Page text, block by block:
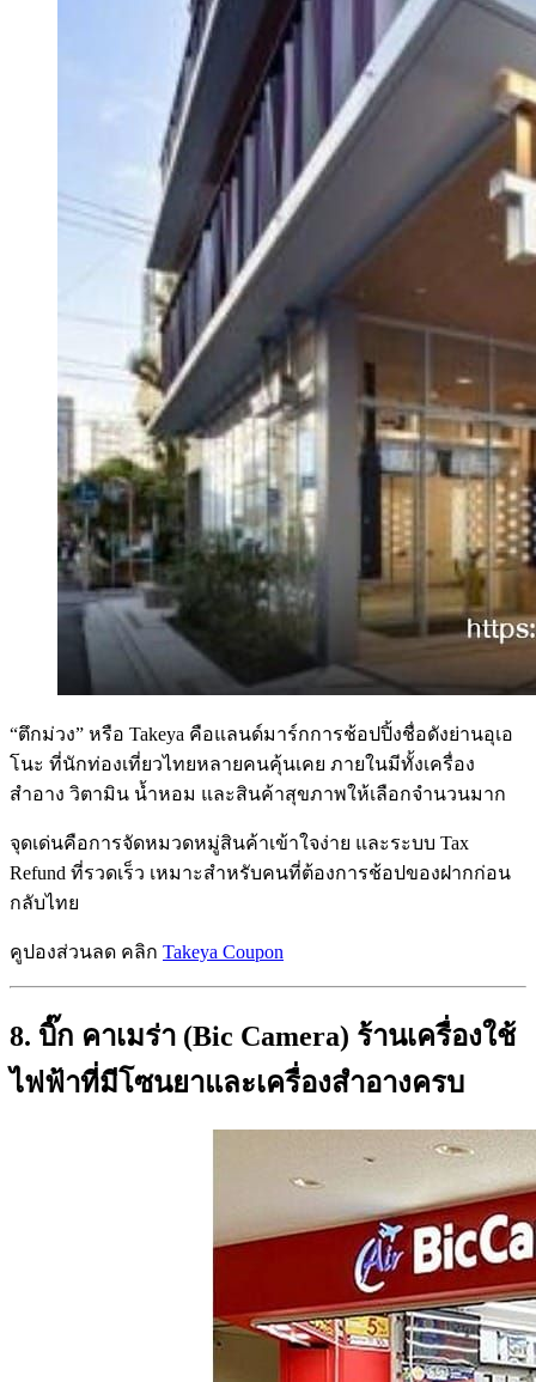
“ตึกม่วง” หรือ Takeya คือแลนด์มาร์กการช้อปปิ้งชื่อดังย่านอุเอ
โนะ ที่นักท่องเที่ยวไทยหลายคนคุ้นเคย ภายในมีทั้งเครื่อง
สำอาง วิตามิน น้ำหอม และสินค้าสุขภาพให้เลือกจำนวนมาก
จุดเด่นคือการจัดหมวดหมู่สินค้าเข้าใจง่าย และระบบ Tax
Refund ที่รวดเร็ว เหมาะสำหรับคนที่ต้องการช้อปของฝากก่อน
กลับไทย
คูปองส่วนลด คลิก Takeya Coupon
8. บิ๊ก คาเมร่า (Bic Camera) ร้านเครื่องใช้
ไฟฟ้าที่มีโซนยาและเครื่องสำอางครบ